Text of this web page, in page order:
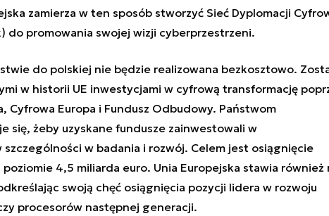
zamierza w ten sposób stworzyć Sieć Dyplomacji
do promowania swojej wizji cyberprzestrzeni.
do polskiej nie będzie realizowana bezkosztowo.
w historii UE inwestycjami w cyfrową transformację
Cyfrowa Europa i Fundusz Odbudowy. Państwom
się, żeby uzyskane fundusze zainwestowali w
w badania i rozwój. Celem jest osiągnięcie
4,5 miliarda euro. Unia Europejska stawia również
swoją chęć osiągnięcia pozycji lidera w rozwoju
procesorów następnej generacji.